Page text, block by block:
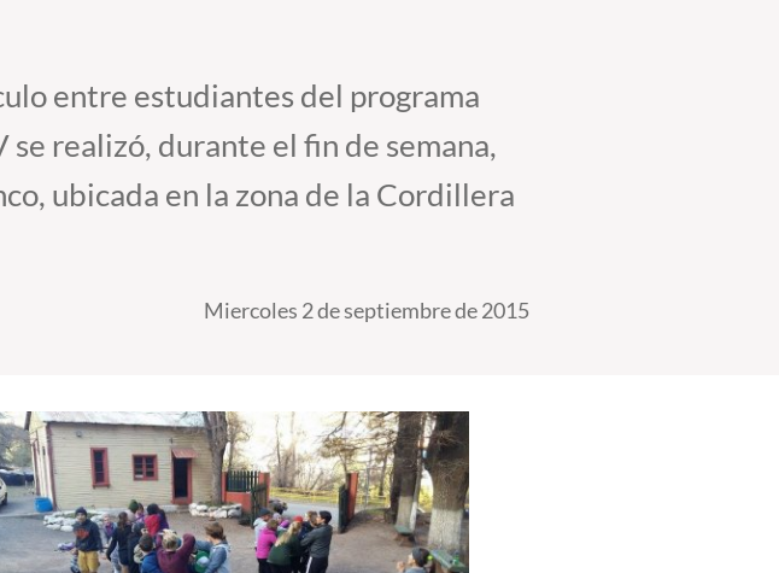
entre estudiantes del programa
realizó, durante el fin de semana,
ubicada en la zona de la Cordillera
Miercoles 2 de septiembre de 2015